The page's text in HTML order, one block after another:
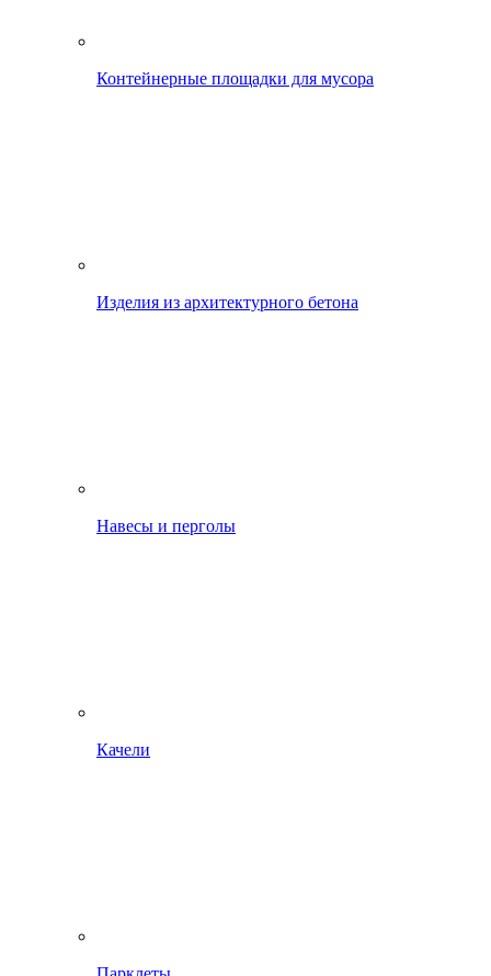
Контейнерные площадки для мусора
Изделия из архитектурного бетона
Навесы и перголы
Качели